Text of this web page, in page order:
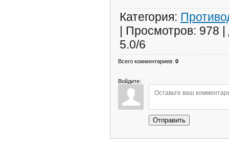
Категория:
| Просмотров: 978 |
5.0/6
Всего комментариев: 0
Войдите:
Отправить